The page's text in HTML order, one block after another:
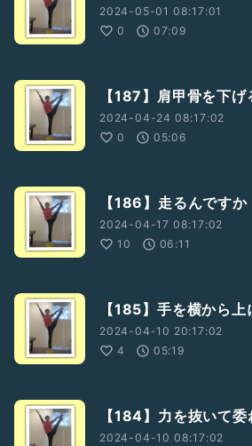
2024-05-01 08:17:01
0
07:09
【187】肩甲骨を下げ
2024-04-24 08:17:02
0
05:06
【186】走るんですか
2024-04-17 08:17:02
10
06:11
【185】手を横から上
2024-04-10 20:17:02
4
05:19
【184】力を抜いて委
2024-04-10 08:17:02